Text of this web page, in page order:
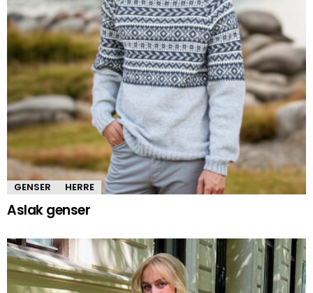
GENSER HERRE
Aslak genser